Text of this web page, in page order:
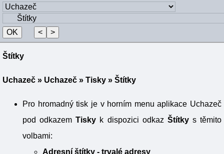
Štítky
Uchazeč » Uchazeč » Tisky » Štítky
Pro hromadný tisk je v horním menu aplikace Uchazeč
pod odkazemTisky k dispozici odkaz Štítkys těmito
volbami:
Adresní štítky - trvalé adresy